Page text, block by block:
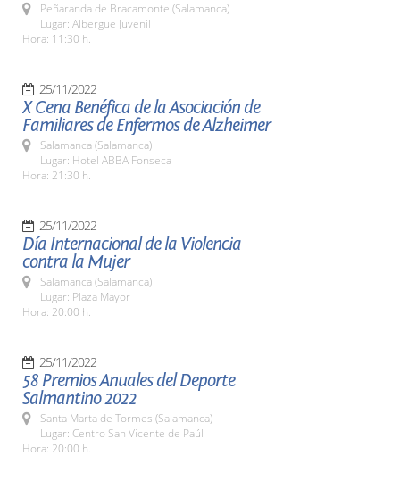
Peñaranda de Bracamonte (Salamanca)
Lugar: Albergue Juvenil
Hora: 11:30 h.
25/11/2022
X Cena Benéfica de la Asociación de
Familiares de Enfermos de Alzheimer
Salamanca (Salamanca)
Lugar: Hotel ABBA Fonseca
Hora: 21:30 h.
25/11/2022
Día Internacional de la Violencia
contra la Mujer
Salamanca (Salamanca)
Lugar: Plaza Mayor
Hora: 20:00 h.
25/11/2022
58 Premios Anuales del Deporte
Salmantino 2022
Santa Marta de Tormes (Salamanca)
Lugar: Centro San Vicente de Paúl
Hora: 20:00 h.